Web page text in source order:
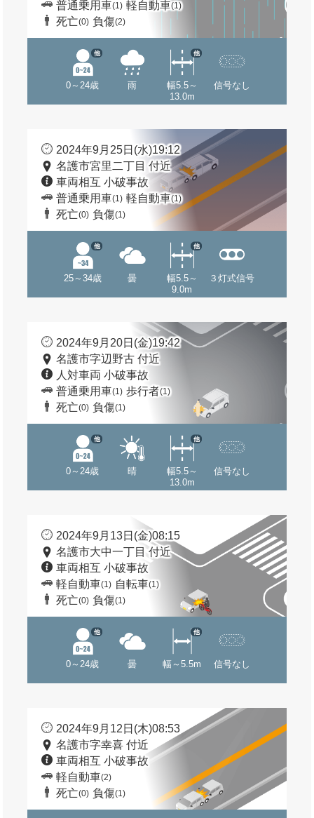
普通乗用車(1) 軽自動車(1)
死亡(0) 負傷(2)
0～24歳
他
雨
幅5.5～
13.0m
他
信号なし
2024年9月25日(水)19:12
名護市宮里二丁目 付近
車両相互 小破事故
普通乗用車(1) 軽自動車(1)
死亡(0) 負傷(1)
25～34歳
他
曇
幅5.5～
9.0m
他
３灯式信号
2024年9月20日(金)19:42
名護市字辺野古 付近
人対車両 小破事故
普通乗用車(1) 歩行者(1)
死亡(0) 負傷(1)
0～24歳
他
晴
幅5.5～
13.0m
他
信号なし
2024年9月13日(金)08:15
名護市大中一丁目 付近
車両相互 小破事故
軽自動車(1) 自転車(1)
死亡(0) 負傷(1)
0～24歳
他
曇 幅～5.5m
他
信号なし
2024年9月12日(木)08:53
名護市字幸喜 付近
車両相互 小破事故
軽自動車(2)
死亡(0) 負傷(1)